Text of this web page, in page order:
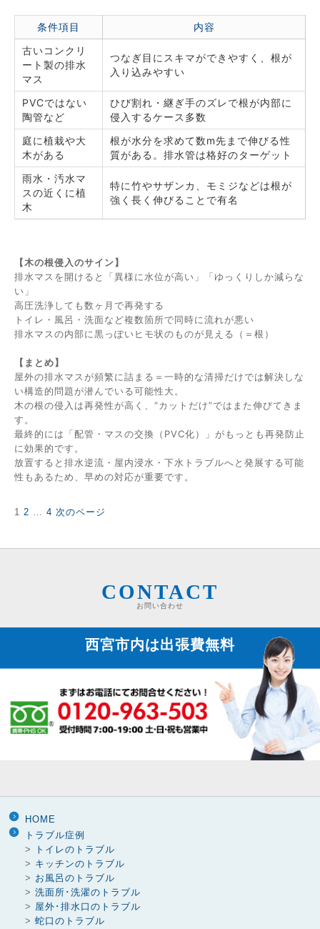
条件項目
内容
古いコンクリ
ート製の排水
マス
つなぎ目にスキマができやすく、根が
入り込みやすい
PVCではない
陶管など
ひび割れ・継ぎ手のズレで根が内部に
侵入するケース多数
庭に植栽や大
木がある
根が水分を求めて数m先まで伸びる性
質がある。排水管は格好のターゲット
雨水・汚水マ
スの近くに植
木
特に竹やサザンカ、モミジなどは根が
強く長く伸びることで有名
【木の根侵入のサイン】
排水マスを開けると「異様に水位が高い」「ゆっくりしか減らな
い」
高圧洗浄しても数ヶ月で再発する
トイレ・風呂・洗面など複数箇所で同時に流れが悪い
排水マスの内部に黒っぽいヒモ状のものが見える（＝根）
【まとめ】
屋外の排水マスが頻繁に詰まる＝一時的な清掃だけでは解決しな
い構造的問題が潜んでいる可能性大。
木の根の侵入は再発性が高く、“カットだけ”ではまた伸びてきま
す。
最終的には「配管・マスの交換（PVC化）」がもっとも再発防止
に効果的です。
放置すると排水逆流・屋内浸水・下水トラブルへと発展する可能
性もあるため、早めの対応が重要です。
投固
1 固
2 … 固
4 次のページ
CONTACT
お問い合わせ
西宮市内は出張費無料
HOME
トラブル症例
>
トイレのトラブル
> キッチンのトラブル
> お風呂のトラブル
> 洗面所･洗濯のトラブル
> 屋外･排水口のトラブル
> 蛇口のトラブル